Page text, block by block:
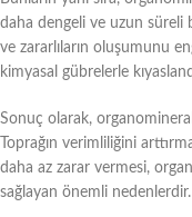
daha dengeli ve uzun süreli
ve zararlıların oluşumunu
kimyasal gübrelerle
Sonuç olarak,
Toprağın verimliliğini
daha az zarar vermesi,
sağlayan önemli nedenlerdir.